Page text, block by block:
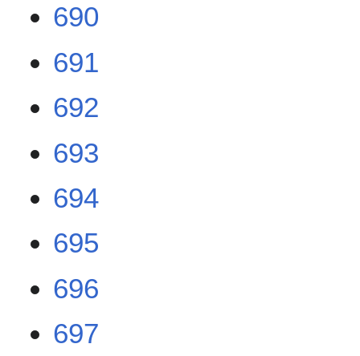
690
691
692
693
694
695
696
697